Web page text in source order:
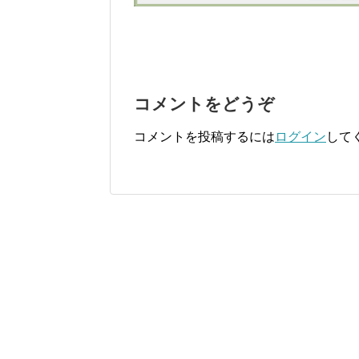
コメントをどうぞ
コメントを投稿するには ログイン して